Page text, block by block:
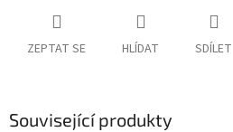
ZEPTAT SE HLÍDAT SDÍLET
Související produkty